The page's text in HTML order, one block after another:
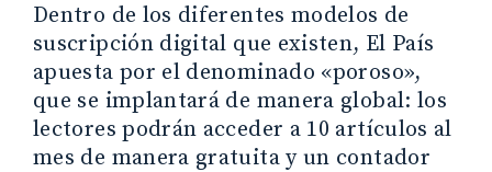
Dentro de los diferentes modelos de
suscripción digital que existen, El País
apuesta por el denominado «poroso»,
que se implantará de manera global: los
lectores podrán acceder a 10 artículos al
mes de manera gratuita y un contador